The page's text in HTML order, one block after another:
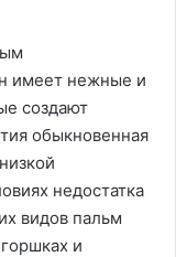
имеет нежные и
создают
обыкновенная
недостатка
видов пальм
и